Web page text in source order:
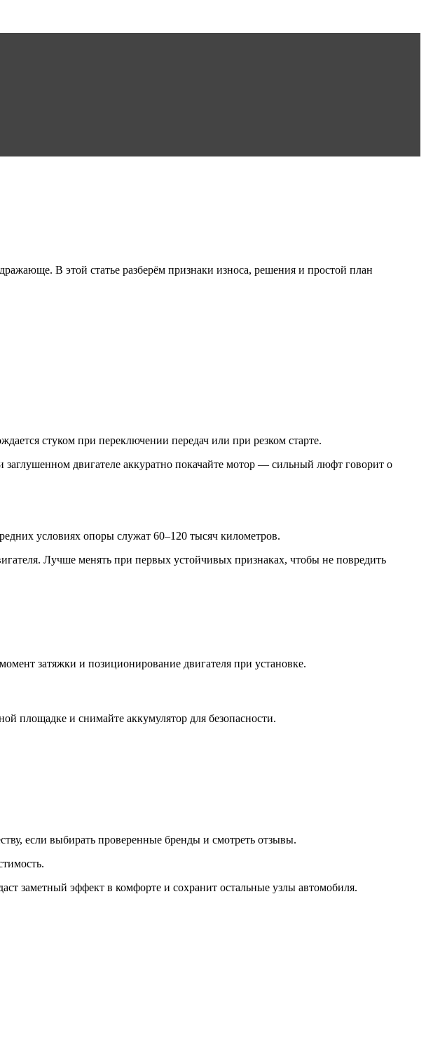
В этой статье разберём признаки износа, решения и простой план
стуком при переключении передач или при резком старте.
двигателе аккуратно покачайте мотор — сильный люфт говорит о
условиях опоры служат 60–120 тысяч километров.
Лучше менять при первых устойчивых признаках, чтобы не повредить
затяжки и позиционирование двигателя при установке.
площадке и снимайте аккумулятор для безопасности.
если выбирать проверенные бренды и смотреть отзывы.
заметный эффект в комфорте и сохранит остальные узлы автомобиля.